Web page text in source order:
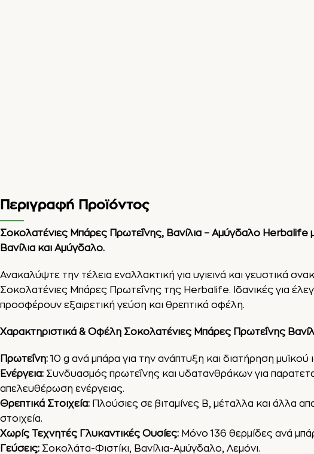
Περιγραφή Προϊόντος
Σοκολατένιες Μπάρες Πρωτεΐνης, Βανίλια – Αμύγδαλο Herbalife
Βανίλια και Αμύγδαλο.
Ανακαλύψτε την τέλεια εναλλακτική για υγιεινά και γευστικά
Σοκολατένιες Μπάρες Πρωτεΐνης της Herbalife. Ιδανικές για
προσφέρουν εξαιρετική γεύση και θρεπτικά οφέλη.
Χαρακτηριστικά & Οφέλη Σοκολατένιες Μπάρες Πρωτεΐνης
Πρωτεΐνη:10 g ανά μπάρα για την ανάπτυξη και διατήρηση μυϊκού
Ενέργεια: Συνδυασμός πρωτεΐνης και υδατανθράκων για
απελευθέρωση ενέργειας.
Θρεπτικά Στοιχεία: Πλούσιες σε βιταμίνες B, μέταλλα και άλλα
στοιχεία.
Χωρίς Τεχνητές Γλυκαντικές Ουσίες: Μόνο 136 θερμίδες ανά
Γεύσεις: Σοκολάτα-Φιστίκι, Βανίλια-Αμύγδαλο, Λεμόνι.